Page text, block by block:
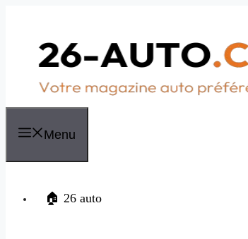
Menu
🏠 26 auto